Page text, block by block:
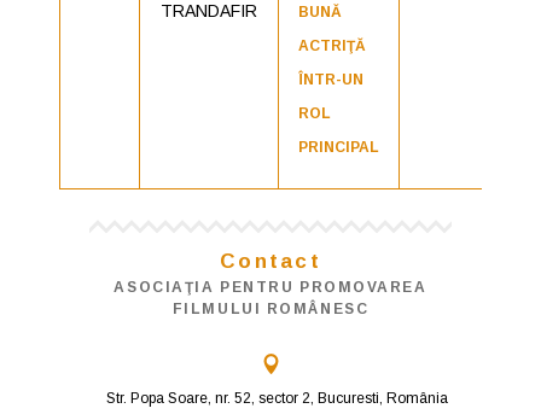
TRANDAFIR
BUNǍ
ACTRIŢĂ
ÎNTR-UN
ROL
PRINCIPAL
Contact
ASOCIAŢIA PENTRU PROMOVAREA
FILMULUI ROMÂNESC
Str. Popa Soare, nr. 52, sector 2, Bucuresti, România